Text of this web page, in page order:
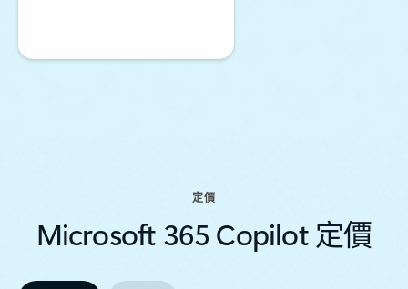
定價
Microsoft 365 Copilot 定價